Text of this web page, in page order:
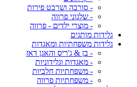
- סורבה ושרבט פירות
- שלגוני פרווה
- מוצרי ילדים - פרווה
גלידות מותגים
גלידות משפחתיות ומאגדות
- בן & ג'ריס והאגן דאז
- מאגדות וגלידוניות
- משפחתיות חלביות
- משפחתיות פרווה